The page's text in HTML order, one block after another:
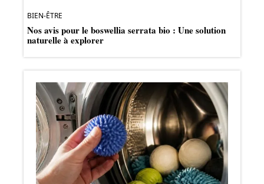
BIEN-ÊTRE
Nos avis pour le boswellia serrata bio : Une solution
naturelle à explorer